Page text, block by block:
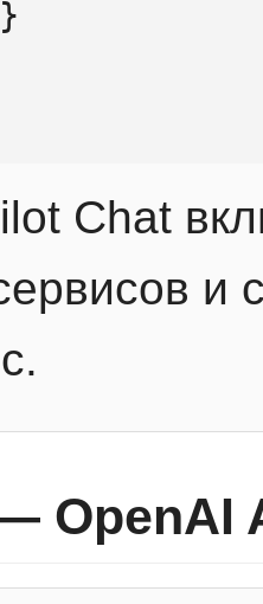
Chat
и
OpenAI